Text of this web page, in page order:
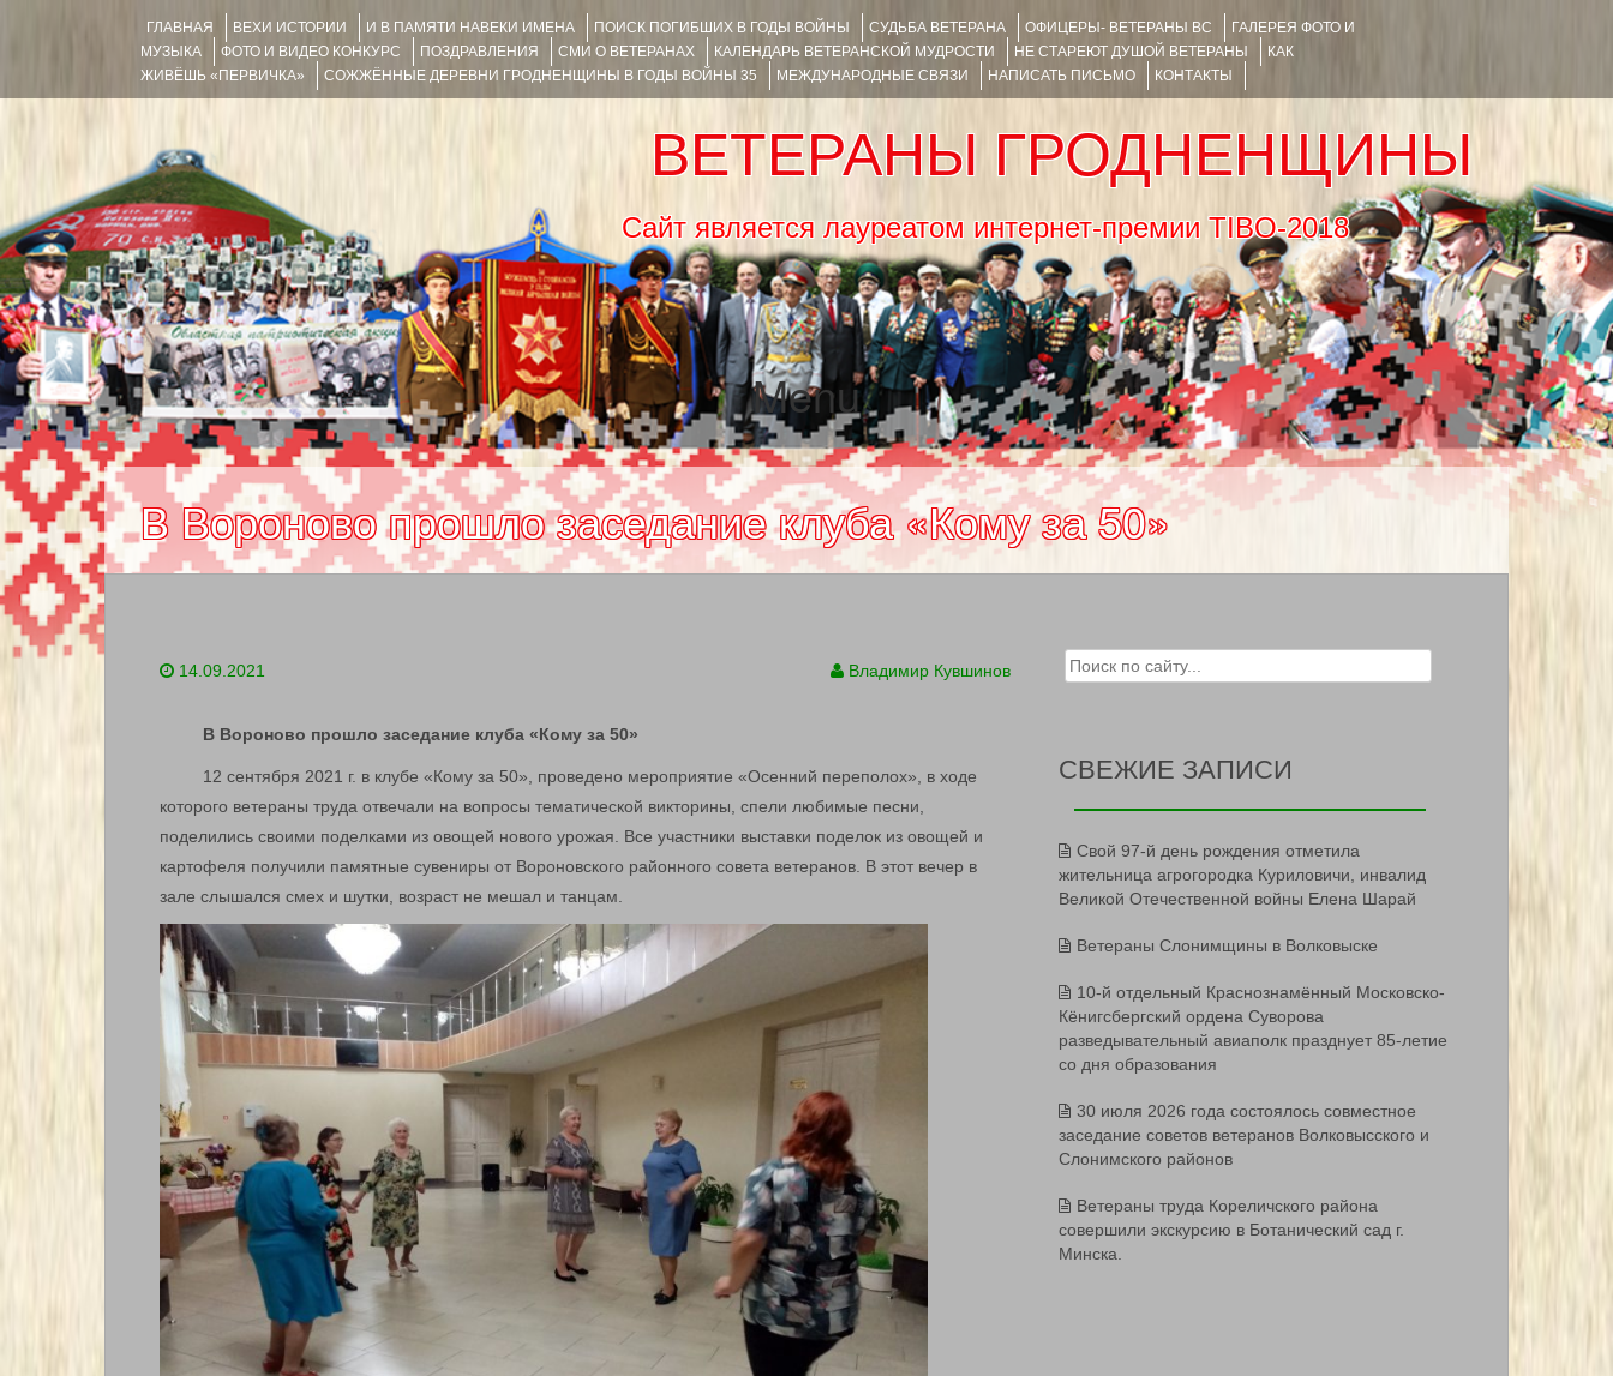
ГЛАВНАЯ ВЕХИ ИСТОРИИ И В ПАМЯТИ НАВЕКИ ИМЕНА ПОИСК ПОГИБШИХ В ГОДЫ ВОЙНЫ СУДЬБА ВЕТЕРАНА ОФИЦЕРЫ- ВЕТЕРАНЫ ВС
ГАЛЕРЕЯ ФОТО И
МУЗЫКА
ФОТО И ВИДЕО КОНКУРС ПОЗДРАВЛЕНИЯ СМИ О ВЕТЕРАНАХ КАЛЕНДАРЬ ВЕТЕРАНСКОЙ МУДРОСТИ НЕ СТАРЕЮТ ДУШОЙ ВЕТЕРАНЫ
КАК
ЖИВЁШЬ «ПЕРВИЧКА»
СОЖЖЁННЫЕ ДЕРЕВНИ ГРОДНЕНЩИНЫ В ГОДЫ ВОЙНЫ 35 МЕЖДУНАРОДНЫЕ СВЯЗИ НАПИСАТЬ ПИСЬМО КОНТАКТЫ
ВЕТЕРАНЫ ГРОДНЕНЩИНЫ
Сайт является лауреатом интернет-премии TIBO-2018
Menu
SKIP TO CONTENT
В Вороново прошло заседание клуба «Кому за 50»
14.09.2021 Владимир Кувшинов
В Вороново прошло заседание клуба «Кому за 50»
12 сентября 2021 г. в клубе «Кому за 50», проведено мероприятие «Осенний переполох», в ходе
которого ветераны труда отвечали на вопросы тематической викторины, спели любимые песни,
поделились своими поделками из овощей нового урожая. Все участники выставки поделок из овощей и
картофеля получили памятные сувениры от Вороновского районного совета ветеранов. В этот вечер в
зале слышался смех и шутки, возраст не мешал и танцам.
Search for:
СВЕЖИЕ ЗАПИСИ
Свой 97-й день рождения отметила
жительница агрогородка Куриловичи, инвалид
Великой Отечественной войны Елена Шарай
Ветераны Слонимщины в Волковыске
10-й отдельный Краснознамённый Московско-
Кёнигсбергский ордена Суворова
разведывательный авиаполк празднует 85-летие
со дня образования
30 июля 2026 года состоялось совместное
заседание советов ветеранов Волковысского и
Слонимского районов
Ветераны труда Кореличского района
совершили экскурсию в Ботанический сад г.
Минска.